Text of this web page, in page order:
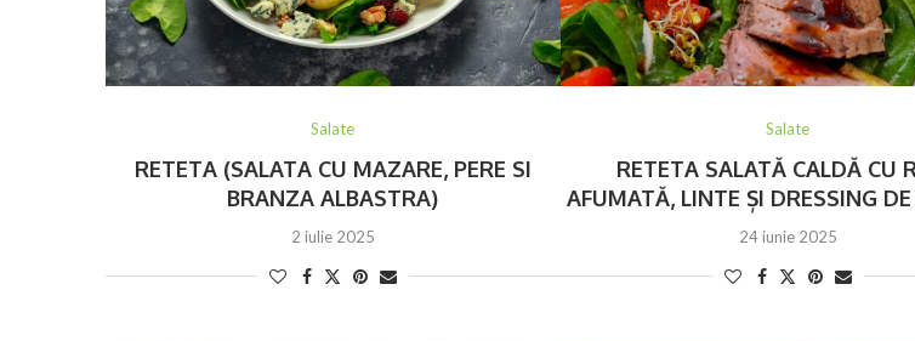
Salate
RETETA (SALATA CU MAZARE, PERE SI
BRANZA ALBASTRA)
2 iulie 2025
Salate
RETETA SALATĂ CALDĂ CU
AFUMATĂ, LINTE ȘI DRESSING
24 iunie 2025